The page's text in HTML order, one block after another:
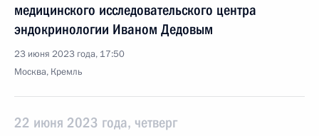
медицинского исследовательского центра
эндокринологии Иваном Дедовым
23 июня 2023 года, 17:50
Москва, Кремль
22 июня 2023 года, четверг